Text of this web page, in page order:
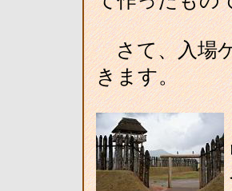
さて、入場ゲ
きます。